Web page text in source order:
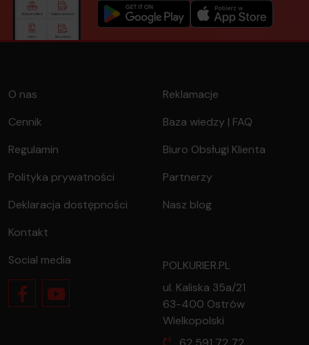
O nas
Cennik
Regulamin
Polityka prywatności
Deklaracja dostępności
Kontakt
Reklamacje
Baza wiedzy | FAQ
Biuro Obsługi Klienta
Partnerzy
Nasz blog
Social media
POLKURIER.PL
ul. Kaliska 35a/21
63-400 Ostrów
Wielkopolski